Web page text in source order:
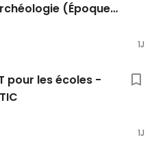
(Époque
1J
pour les écoles -
1J